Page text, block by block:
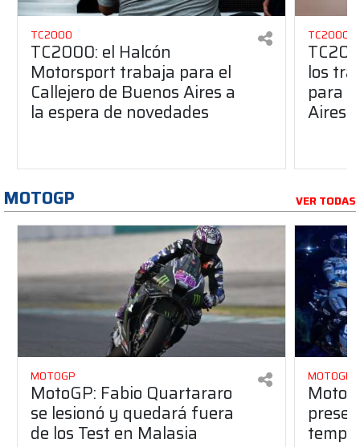
TC2000
TC2000: el Halcón
Motorsport trabaja para el
Callejero de Buenos Aires a
la espera de novedades
TC2000
los
para
Aires
MOTOGP VER TODAS
MOTOGP
MotoGP: Fabio Quartararo
se lesionó y quedará fuera
de los Test en Malasia
MOTOGP